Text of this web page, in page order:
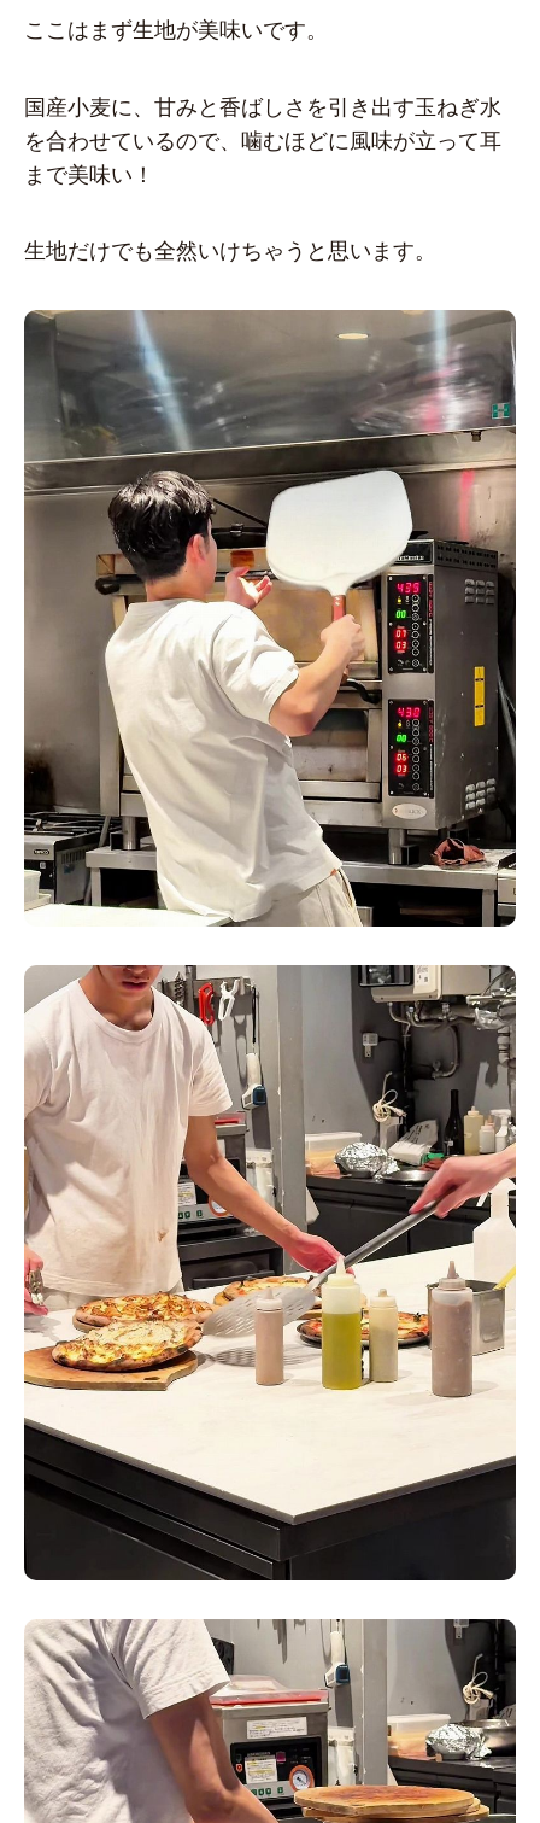
ここはまず生地が美味いです。
国産小麦に、甘みと香ばしさを引き出す玉ねぎ水
を合わせているので、噛むほどに風味が立って耳
まで美味い！
生地だけでも全然いけちゃうと思います。